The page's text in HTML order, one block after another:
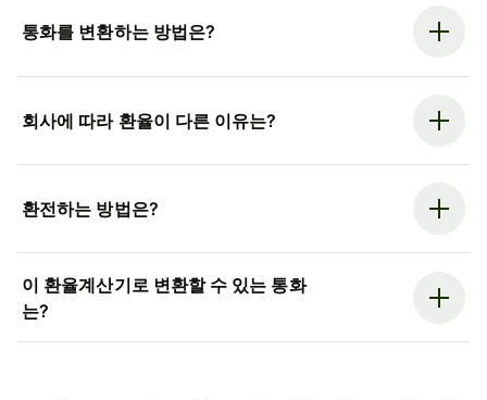
통화를 변환하는 방법은?
회사에 따라 환율이 다른 이유는?
환전하는 방법은?
이 환율계산기로 변환할 수 있는 통화
는?